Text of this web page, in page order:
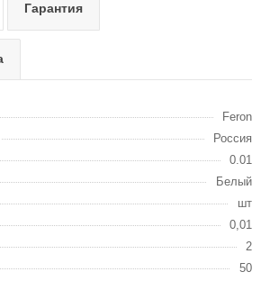
Гарантия
Feron
Россия
0.01
Белый
шт
0,01
2
50